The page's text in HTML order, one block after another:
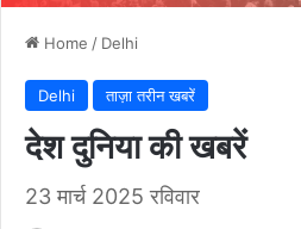
Home / Delhi
Delhi ताज़ा तरीन खबरें
देश दुनिया की खबरें
23 मार्च 2025 रविवार